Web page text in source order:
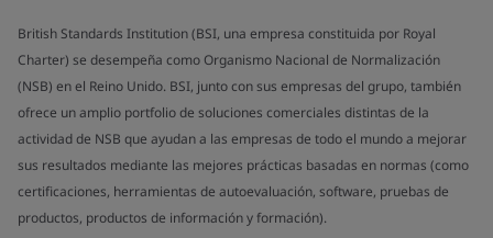
British Standards Institution (BSI, una empresa constituida por Royal
Charter) se desempeña como Organismo Nacional de Normalización
(NSB) en el Reino Unido. BSI, junto con sus empresas del grupo, también
ofrece un amplio portfolio de soluciones comerciales distintas de la
actividad de NSB que ayudan a las empresas de todo el mundo a mejorar
sus resultados mediante las mejores prácticas basadas en normas (como
certificaciones, herramientas de autoevaluación, software, pruebas de
productos, productos de información y formación).